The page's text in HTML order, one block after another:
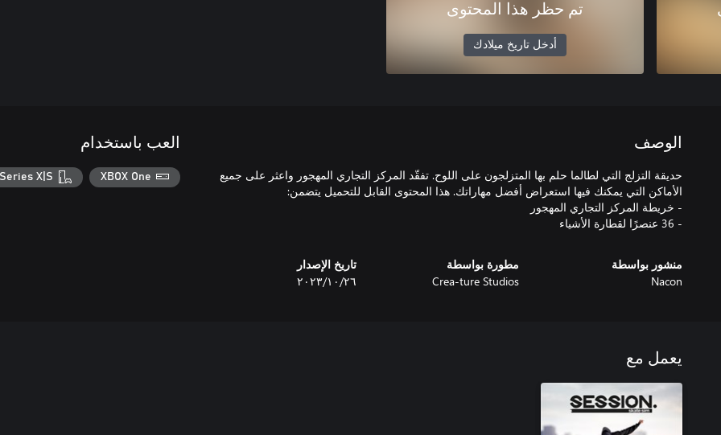
تم حظر هذا المحتوى
أدخل تاريخ ميلادك
الوصف
حديقة التزلج التي لطالما حلم بها المتزلجون على اللوح. تفقّد المركز التجاري المهجور واعثر على جميع
- 36 عنصرًا لقطارة الأشياء
منشور بواسطة
Nacon
مطورة بواسطة
Crea-ture Studios
تاريخ الإصدار
٢٦‏/١٠‏/٢٠٢٣
العب باستخدام
XBOX One
X|S
يعمل مع